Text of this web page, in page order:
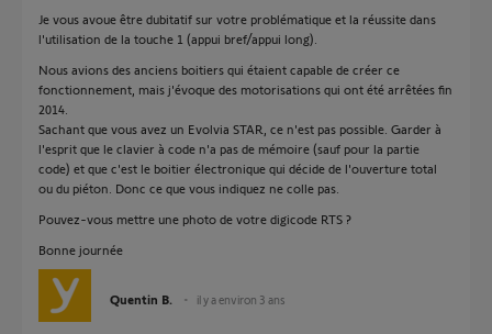
Je vous avoue être dubitatif sur votre problématique et la réussite dans
l'utilisation de la touche 1 (appui bref/appui long).
Nous avions des anciens boitiers qui étaient capable de créer ce
fonctionnement, mais j'évoque des motorisations qui ont été arrêtées fin
2014.
Sachant que vous avez un Evolvia STAR, ce n'est pas possible. Garder à
l'esprit que le clavier à code n'a pas de mémoire (sauf pour la partie
code) et que c'est le boitier électronique qui décide de l'ouverture total
ou du piéton. Donc ce que vous indiquez ne colle pas.
Pouvez-vous mettre une photo de votre digicode RTS ?
Bonne journée
Quentin B. il y a environ 3 ans